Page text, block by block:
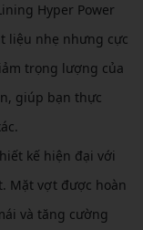
Hyper Power
liệu nhẹ nhưng cực
trọng lượng của
giúp bạn thực
kế hiện đại với
Mặt vợt được hoàn
và tăng cường